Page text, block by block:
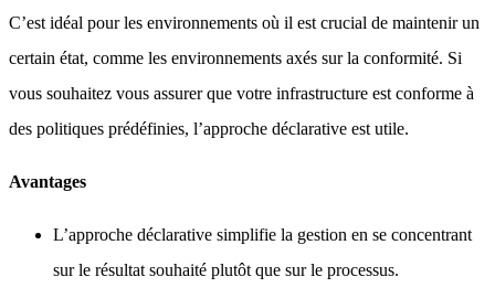
C’est idéal pour les environnements où il est crucial de maintenir un
certain état, comme les environnements axés sur la conformité. Si
vous souhaitez vous assurer que votre infrastructure est conforme à
des politiques prédéfinies, l’approche déclarative est utile.
Avantages
L’approche déclarative simplifie la gestion en se concentrant
sur le résultat souhaité plutôt que sur le processus.